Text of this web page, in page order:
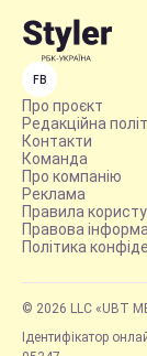
FB
Про проєкт
Редакційна
Контакти
Команда
Про компанію
Реклама
Правила
Правова
Політика
© 2026 LLC «UBT
Ідентифікатор